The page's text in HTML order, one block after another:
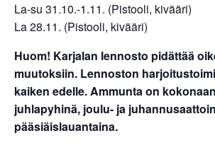
La-su 31.10.-1.11. (Pistooli, kivääri)
La 28.11. (Pistooli, kivääri)
Huom! Karjalan lennosto pidättää
muutoksiin. Lennoston
kaiken edelle. Ammunta on
juhlapyhinä, joulu- ja
pääsiäislauantaina.